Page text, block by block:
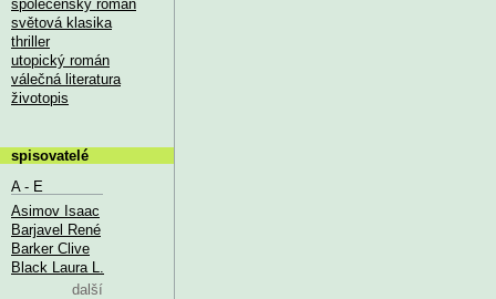
společenský román
světová klasika
thriller
utopický román
válečná literatura
životopis
spisovatelé
A - E
Asimov Isaac
Barjavel René
Barker Clive
Black Laura L.
další